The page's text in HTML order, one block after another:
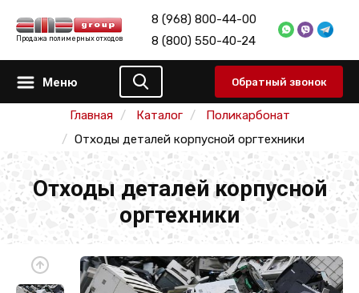
Продажа полимерных отходов
8 (968) 800-44-00
8 (800) 550-40-24
Меню Обратный звонок
Главная Каталог
Поликарбонат
Отходы деталей корпусной оргтехники
Отходы деталей корпусной
оргтехники